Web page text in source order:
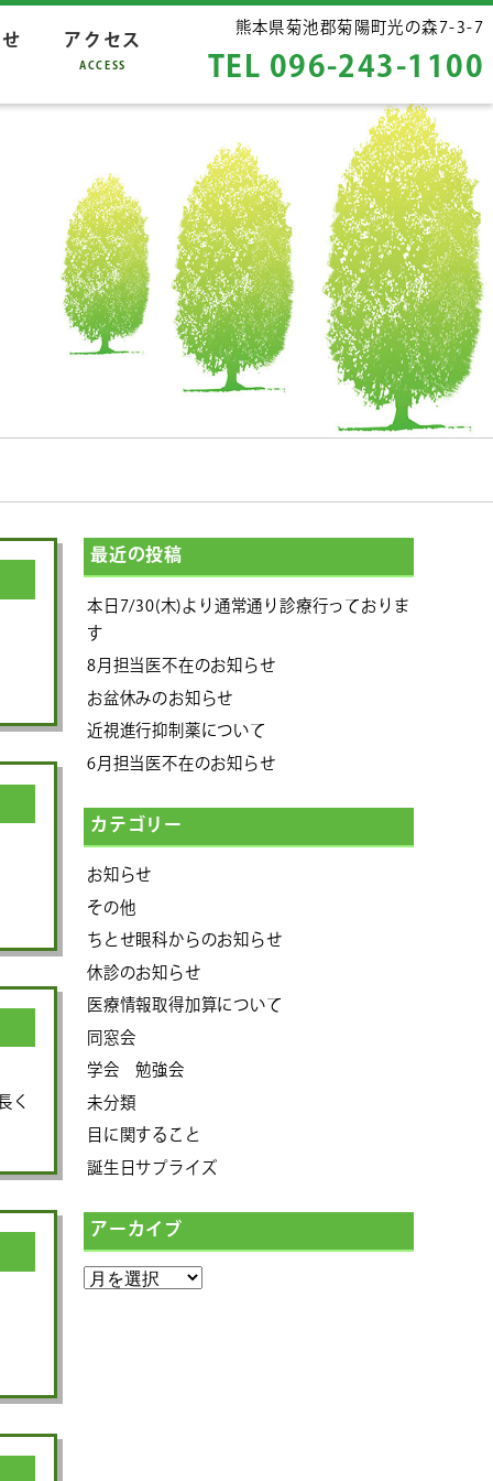
アクセス
ACCESS
熊本県菊池郡菊陽町光の森7-3-7
TEL 096-243-1100
く
最近の投稿
本日7/30(木)より通常通り診療行っておりま
す
8月担当医不在のお知らせ
お盆休みのお知らせ
近視進行抑制薬について
6月担当医不在のお知らせ
カテゴリー
お知らせ
その他
ちとせ眼科からのお知らせ
休診のお知らせ
医療情報取得加算について
同窓会
学会 勉強会
未分類
目に関すること
誕生日サプライズ
アーカイブ